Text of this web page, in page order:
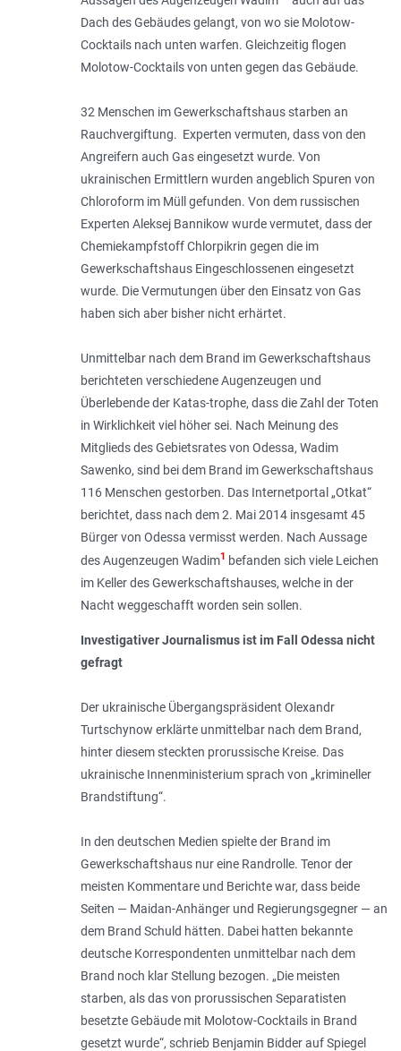
Dach des Gebäudes gelangt, von wo sie Molotow-
Cocktails nach unten warfen. Gleichzeitig flogen
Molotow-Cocktails von unten gegen das Gebäude.
32 Menschen im Gewerkschaftshaus starben an
Rauchvergiftung. Experten vermuten, dass von den
Angreifern auch Gas eingesetzt wurde. Von
ukrainischen Ermittlern wurden angeblich Spuren von
Chloroform im Müll gefunden. Von dem russischen
Experten Aleksej Bannikow wurde vermutet, dass der
Chemiekampfstoff Chlorpikrin gegen die im
Gewerkschaftshaus Eingeschlossenen eingesetzt
wurde. Die Vermutungen über den Einsatz von Gas
haben sich aber bisher nicht erhärtet.
Unmittelbar nach dem Brand im Gewerkschaftshaus
berichteten verschiedene Augenzeugen und
Überlebende der Katas-trophe, dass die Zahl der Toten
in Wirklichkeit viel höher sei. Nach Meinung des
Mitglieds des Gebietsrates von Odessa, Wadim
Sawenko, sind bei dem Brand im Gewerkschaftshaus
116 Menschen gestorben. Das Internetportal „Otkat“
berichtet, dass nach dem 2. Mai 2014 insgesamt 45
Bürger von Odessa vermisst werden. Nach Aussage
des Augenzeugen Wadim1 befanden sich viele Leichen
im Keller des Gewerkschaftshauses, welche in der
Nacht weggeschafft worden sein sollen.
Investigativer Journalismus ist im Fall Odessa nicht
gefragt
Der ukrainische Übergangspräsident Olexandr
Turtschynow erklärte unmittelbar nach dem Brand,
hinter diesem steckten prorussische Kreise. Das
ukrainische Innen­ministerium sprach von „krimineller
Brandstiftung“.
In den deutschen Medien spielte der Brand im
Gewerkschaftshaus nur eine Randrolle. Tenor der
meisten Kommentare und Berichte war, dass beide
Seiten — Maidan-Anhänger und Regierungsgegner — an
dem Brand Schuld hätten. Dabei hatten bekannte
deutsche Korrespondenten unmittelbar nach dem
Brand noch klar Stellung bezogen. „Die meisten
starben, als das von prorussischen Separatisten
besetzte Gebäude mit Molotow-Cocktails in Brand
gesetzt wurde“, schrieb Benjamin Bidder auf Spiegel